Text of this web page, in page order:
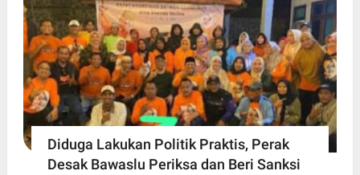
Diduga Lakukan Politik Praktis, Perak
Desak Bawaslu Periksa dan Beri Sanksi